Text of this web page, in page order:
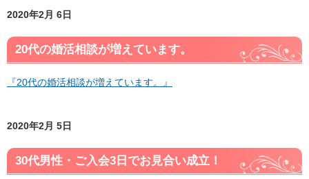
2020年2月 6日
20代の婚活相談が増えています。
『20代の婚活相談が増えています。』
2020年2月 5日
30代男性・ご入会3日でお見合い成立！